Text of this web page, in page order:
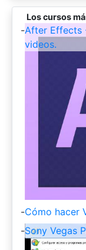
Los cursos
-After Effects
videos.
-Cómo hacer
-Sony Vegas